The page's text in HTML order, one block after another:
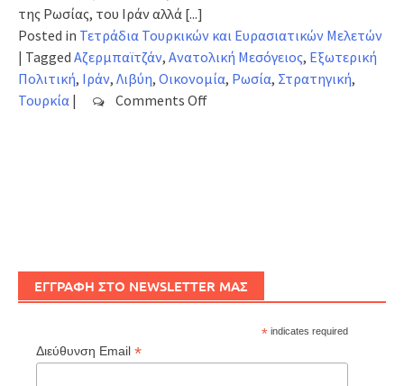
της Ρωσίας, του Ιράν αλλά [...]
Posted in Τετράδια Τουρκικών και Ευρασιατικών Μελετών
| Tagged Αζερμπαϊτζάν, Ανατολική Μεσόγειος, Εξωτερική
Πολιτική, Ιράν, Λιβύη, Οικονομία, Ρωσία, Στρατηγική,
Τουρκία | Comments Offon
2019
ΕΓΓΡΑΦΗ ΣΤΟ NEWSLETTER ΜΑΣ
*indicates required
Διεύθυνση Email *